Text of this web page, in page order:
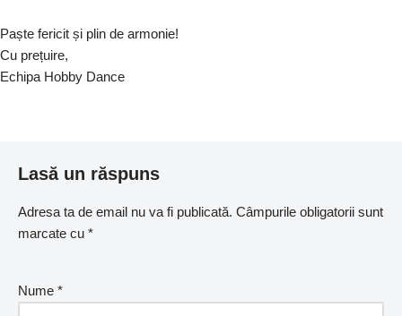
Paște fericit și plin de armonie!
Cu prețuire,
Echipa Hobby Dance
Lasă un răspuns
Adresa ta de email nu va fi publicată. Câmpurile obligatorii sunt
marcate cu *
Nume *